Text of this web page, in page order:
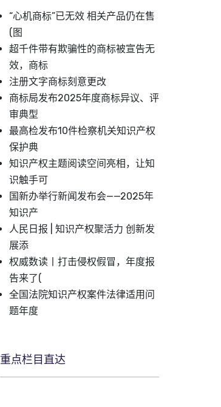
“心机商标”已无效 相关产品仍在售
(图
超千件带有欺骗性的商标被宣告无
效，商标
注册文字商标刻意更改
商标局发布2025年度商标异议、评
审典型
最高检发布10件检察机关知识产权
保护典
知识产权主题阅读空间亮相，让知
识触手可
国新办举行新闻发布会——2025年
知识产
人民日报 | 知识产权聚活力 创新发
展添
权威数读丨打击侵权假冒，年度报
告来了(
全国法院知识产权案件法律适用问
题年度
重点栏目直达